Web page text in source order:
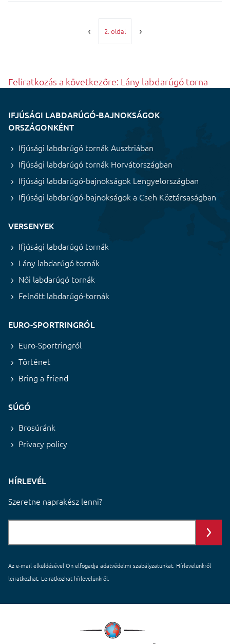
2. oldal
Feliratkozás a következőre: Lány labdarúgó torna
IFJÚSÁGI LABDARÚGÓ-BAJNOKSÁGOK
ORSZÁGONKÉNT
Ifjúsági labdarúgó tornák Ausztriában
Ifjúsági labdarúgó tornák Horvátországban
Ifjúsági labdarúgó-bajnokságok Lengyelországban
Ifjúsági labdarúgó-bajnokságok a Cseh Köztársaságban
VERSENYEK
Ifjúsági labdarúgó tornák
Lány labdarúgó tornák
Női labdarúgó tornák
Felnőtt labdarúgó-tornák
EURO-SPORTRINGRÓL
Euro-Sportringról
Történet
Bring a friend
SÚGÓ
Brosúránk
Privacy policy
HÍRLEVÉL
Szeretne naprakész lenni?
Az e-mail elküldésével Ön elfogadja adatvédelmi szabályzatunkat . Hírlevelünkről
leiratkozhat. Leiratkozhat hírlevelünkről.